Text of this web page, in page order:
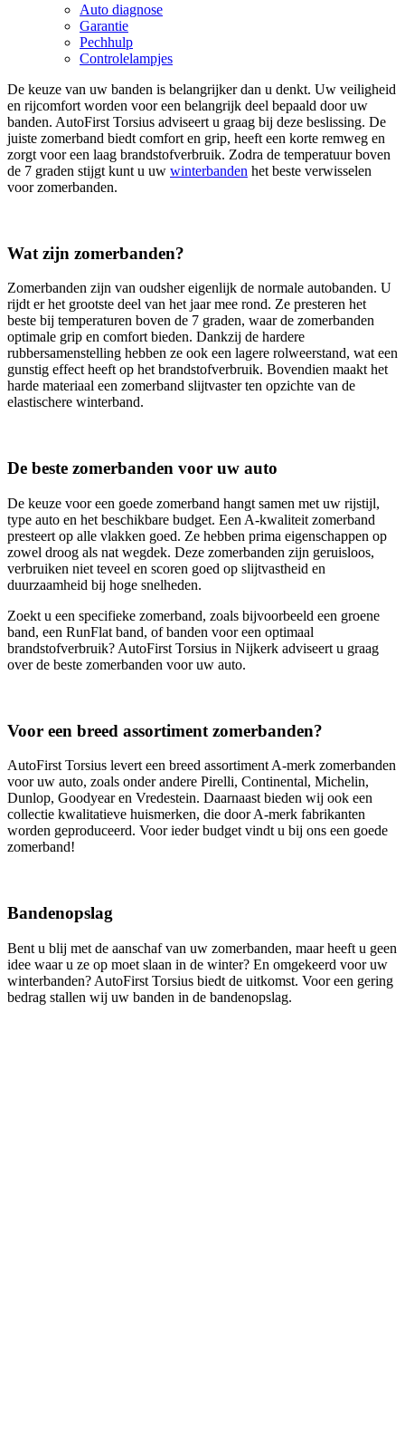
Auto diagnose
Garantie
Pechhulp
Controlelampjes
De keuze van uw banden is belangrijker dan u denkt. Uw veiligheid
en rijcomfort worden voor een belangrijk deel bepaald door uw
banden. AutoFirst Torsius adviseert u graag bij deze beslissing. De
juiste zomerband biedt comfort en grip, heeft een korte remweg en
zorgt voor een laag brandstofverbruik. Zodra de temperatuur boven
de 7 graden stijgt kunt u uw winterbanden het beste verwisselen
voor zomerbanden.
Wat zijn zomerbanden?
Zomerbanden zijn van oudsher eigenlijk de normale autobanden. U
rijdt er het grootste deel van het jaar mee rond. Ze presteren het
beste bij temperaturen boven de 7 graden, waar de zomerbanden
optimale grip en comfort bieden. Dankzij de hardere
rubbersamenstelling hebben ze ook een lagere rolweerstand, wat een
gunstig effect heeft op het brandstofverbruik. Bovendien maakt het
harde materiaal een zomerband slijtvaster ten opzichte van de
elastischere winterband.
De beste zomerbanden voor uw auto
De keuze voor een goede zomerband hangt samen met uw rijstijl,
type auto en het beschikbare budget. Een A-kwaliteit zomerband
presteert op alle vlakken goed. Ze hebben prima eigenschappen op
zowel droog als nat wegdek. Deze zomerbanden zijn geruisloos,
verbruiken niet teveel en scoren goed op slijtvastheid en
duurzaamheid bij hoge snelheden.
Zoekt u een specifieke zomerband, zoals bijvoorbeeld een groene
band, een RunFlat band, of banden voor een optimaal
brandstofverbruik? AutoFirst Torsius in Nijkerk adviseert u graag
over de beste zomerbanden voor uw auto.
Voor een breed assortiment zomerbanden?
AutoFirst Torsius levert een breed assortiment A-merk zomerbanden
voor uw auto, zoals onder andere Pirelli, Continental, Michelin,
Dunlop, Goodyear en Vredestein. Daarnaast bieden wij ook een
collectie kwalitatieve huismerken, die door A-merk fabrikanten
worden geproduceerd. Voor ieder budget vindt u bij ons een goede
zomerband!
Bandenopslag
Bent u blij met de aanschaf van uw zomerbanden, maar heeft u geen
idee waar u ze op moet slaan in de winter? En omgekeerd voor uw
winterbanden? AutoFirst Torsius biedt de uitkomst. Voor een gering
bedrag stallen wij uw banden in de bandenopslag.